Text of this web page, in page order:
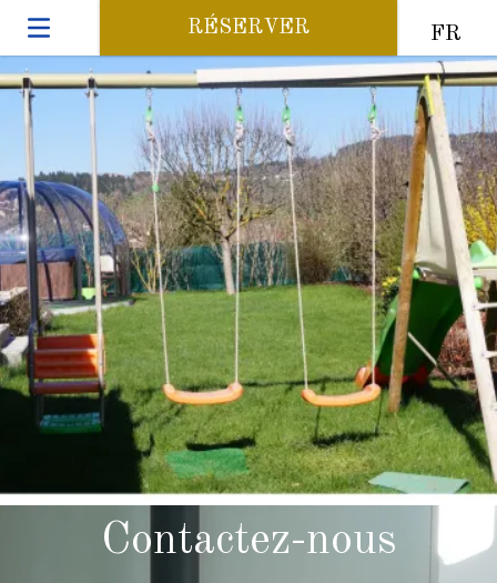
RÉSERVER FR
Contactez-nous